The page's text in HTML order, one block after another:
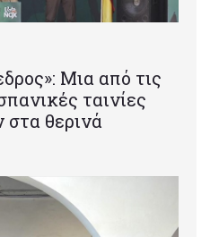
Mια από τις
ταινίες
θερινά